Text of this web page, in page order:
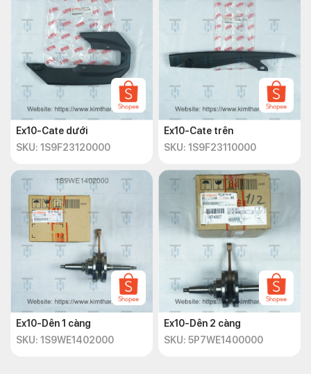
Ex10-Cate dưới
SKU: 1S9F23120000
Ex10-Cate trên
SKU: 1S9F23110000
Ex10-Dên 1 càng
SKU: 1S9WE1402000
Ex10-Dên 2 càng
SKU: 5P7WE1400000